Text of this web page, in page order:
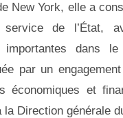
New York, elle a
de l’État,
importantes dans le
par un
économiques et
la Direction générale